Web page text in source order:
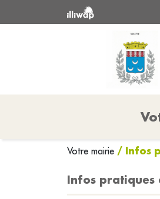
Votre mairie / Infos
Infos pratiques